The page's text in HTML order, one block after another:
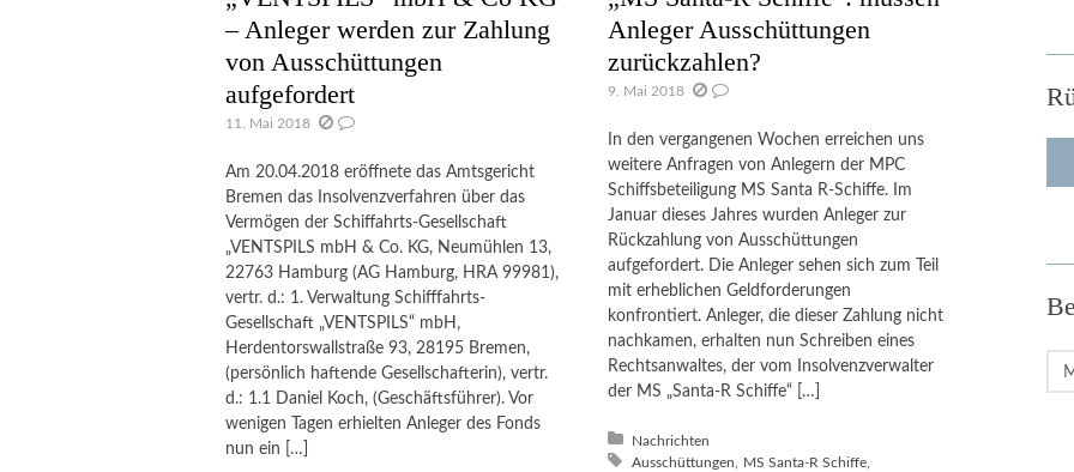
– Anleger werden zur Zahlung
von Ausschüttungen
aufgefordert
11. Mai 2018
Am 20.04.2018 eröffnete das Amtsgericht
Bremen das Insolvenzverfahren über das
Vermögen der Schiffahrts-Gesellschaft
„VENTSPILS mbH & Co. KG, Neumühlen 13,
22763 Hamburg (AG Hamburg, HRA 99981),
vertr. d.: 1. Verwaltung Schifffahrts-
Gesellschaft „VENTSPILS“ mbH,
Herdentorswallstraße 93, 28195 Bremen,
(persönlich haftende Gesellschafterin), vertr.
d.: 1.1 Daniel Koch, (Geschäftsführer). Vor
wenigen Tagen erhielten Anleger des Fonds
nun ein […]
Anleger Ausschüttungen
zurückzahlen?
9. Mai 2018
In den vergangenen Wochen erreichen uns
weitere Anfragen von Anlegern der MPC
Schiffsbeteiligung MS Santa R-Schiffe. Im
Januar dieses Jahres wurden Anleger zur
Rückzahlung von Ausschüttungen
aufgefordert. Die Anleger sehen sich zum Teil
mit erheblichen Geldforderungen
konfrontiert. Anleger, die dieser Zahlung nicht
nachkamen, erhalten nun Schreiben eines
Rechtsanwaltes, der vom Insolvenzverwalter
der MS „Santa-R Schiffe“ […]
Posted in:
Nachrichten
Tagged with:
Ausschüttungen
MS Santa-R Schiffe